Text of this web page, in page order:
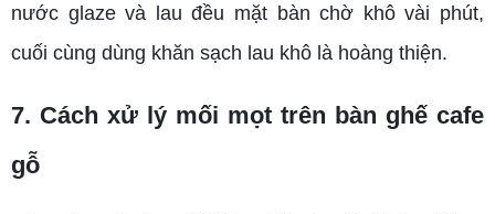
nước glaze và lau đều mặt bàn chờ khô vài phút,
cuối cùng dùng khăn sạch lau khô là hoàng thiện.
7. Cách xử lý mối mọt trên bàn ghế cafe
gỗ